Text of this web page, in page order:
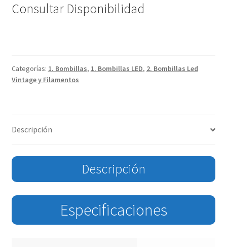
Consultar Disponibilidad
Categorías: 1. Bombillas, 1. Bombillas LED, 2. Bombillas Led
Vintage y Filamentos
Descripción
Descripción
Especificaciones